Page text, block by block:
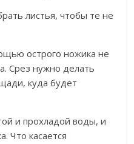
листья, чтобы те не
острого ножика не
Срез нужно делать
куда будет
и прохладой воды, и
Что касается